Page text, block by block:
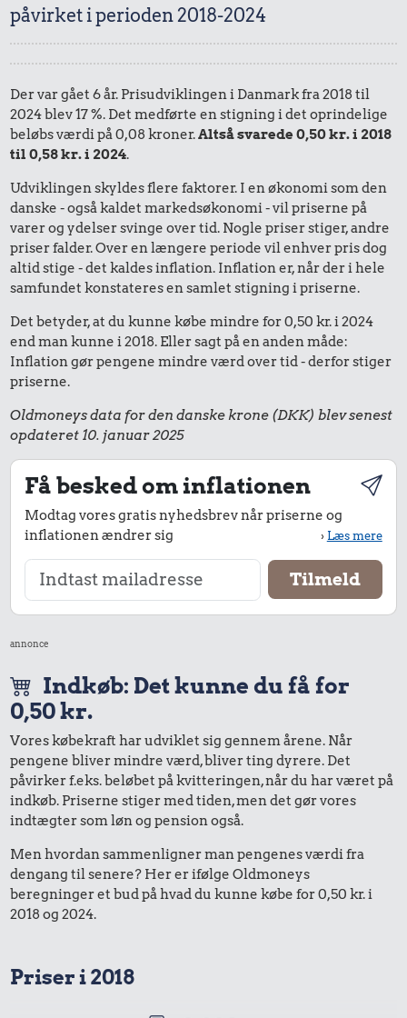
påvirket i perioden 2018-2024
Der var gået 6 år. Prisudviklingen i Danmark fra 2018 til
2024 blev 17 %. Det medførte en stigning i det oprindelige
beløbs værdi på 0,08 kroner.Altså svarede 0,50 kr. i 2018
til 0,58 kr. i 2024.
Udviklingen skyldes flere faktorer. I en økonomi som den
danske - også kaldet markedsøkonomi - vil priserne på
varer og ydelser svinge over tid. Nogle priser stiger, andre
priser falder. Over en længere periode vil enhver pris dog
altid stige - det kaldes inflation. Inflation er, når der i hele
samfundet konstateres en samlet stigning i priserne.
Det betyder, at du kunne købe mindre for 0,50 kr. i 2024
end man kunne i 2018. Eller sagt på en anden måde:
Inflation gør pengene mindre værd over tid - derfor stiger
priserne.
Oldmoneys data for den danske krone (DKK) blev senest
opdateret 10. januar 2025
Få besked om inflationen
Modtag vores gratis nyhedsbrev når priserne og
inflationen ændrer sig
›Læs mere
annonce
Indkøb: Det kunne du få for
0,50 kr.
Vores købekraft har udviklet sig gennem årene. Når
pengene bliver mindre værd, bliver ting dyrere. Det
påvirker f.eks. beløbet på kvitteringen, når du har været på
indkøb. Priserne stiger med tiden, men det gør vores
indtægter som løn og pension også.
Men hvordan sammenligner man pengenes værdi fra
dengang til senere? Her er ifølge Oldmoneys
beregninger et bud på hvad du kunne købe for 0,50 kr. i
2018 og 2024.
Priser i 2018